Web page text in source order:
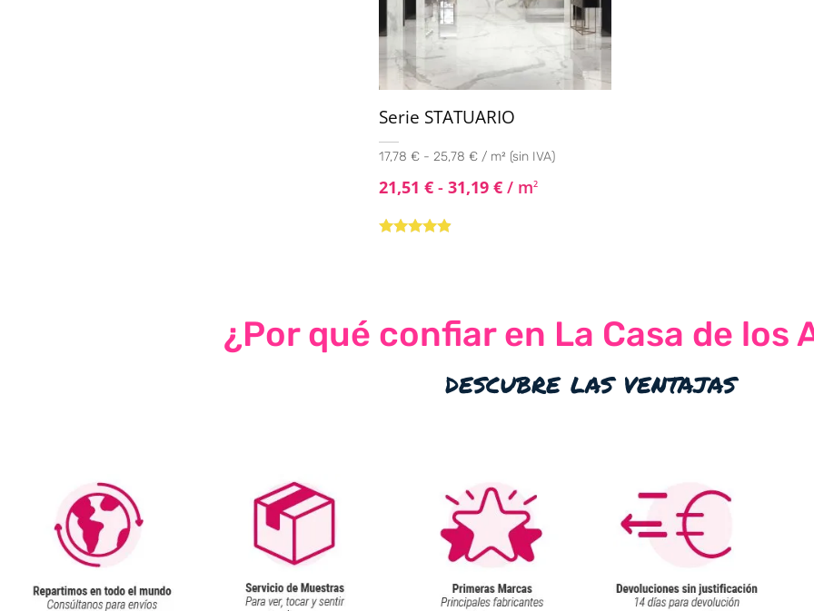
Serie STATUARIO
17,78 € - 25,78 € / m² (sin IVA)
21,51 € - 31,19 € / m2
¿Por qué confiar en La Casa de los
descubre las ventajas